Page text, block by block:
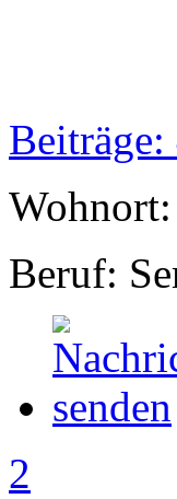
Beiträge:
Beruf:
2